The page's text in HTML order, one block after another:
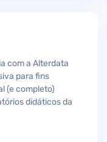
com a Alterdata
para fins
(e completo)
didáticos da